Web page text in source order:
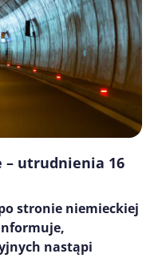
– utrudnienia 16
stronie niemieckiej
nastąpi